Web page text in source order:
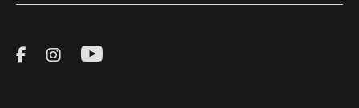
Visit Thule on Facebook (external link)
Visit Thule on Instagram (external link)
Visit Thule on Youtube (external